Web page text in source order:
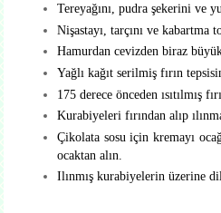
Tereyağını, pudra şekerini ve
Nişastayı, tarçını ve
Hamurdan cevizden biraz
Yağlı kağıt serilmiş fırın
175 derece önceden ısıtılmış
Kurabiyeleri fırından alıp
Çikolata sosu için kremayı
ocaktan alın.
Ilınmış kurabiyelerin üzerine